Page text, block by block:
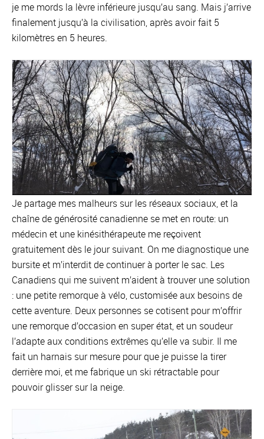
je me mords la lèvre inférieure jusqu’au sang. Mais j’arrive
finalement jusqu’à la civilisation, après avoir fait 5
kilomètres en 5 heures.
Je partage mes malheurs sur les réseaux sociaux, et la
chaîne de générosité canadienne se met en route: un
médecin et une kinésithérapeute me reçoivent
gratuitement dès le jour suivant. On me diagnostique une
bursite et m’interdit de continuer à porter le sac. Les
Canadiens qui me suivent m’aident à trouver une solution
: une petite remorque à vélo, customisée aux besoins de
cette aventure. Deux personnes se cotisent pour m’offrir
une remorque d’occasion en super état, et un soudeur
l’adapte aux conditions extrêmes qu’elle va subir. Il me
fait un harnais sur mesure pour que je puisse la tirer
derrière moi, et me fabrique un ski rétractable pour
pouvoir glisser sur la neige.